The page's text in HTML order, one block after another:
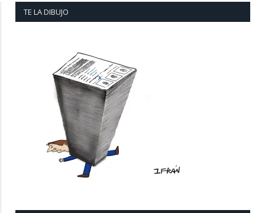
TE LA DIBUJO